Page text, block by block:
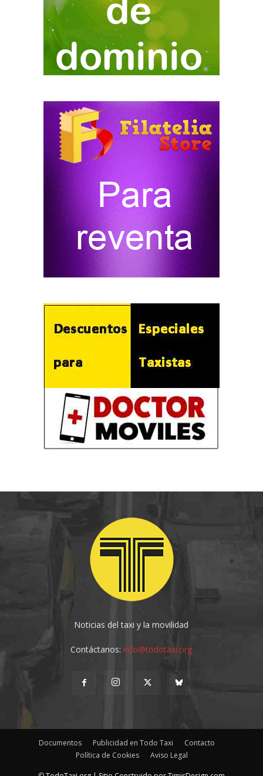
Noticias del taxi y la movilidad
Contáctanos:info@todotaxi.org
Documentos Publicidad en Todo Taxi
Contacto
Política de Cookies
Aviso Legal